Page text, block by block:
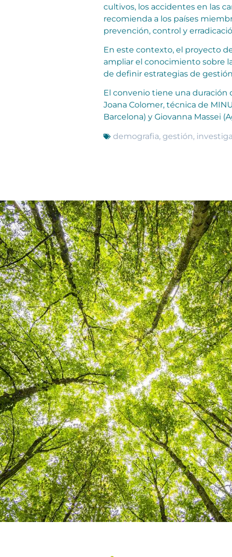
cultivos, los accidentes en las
recomienda a los países
prevención, control y
En este contexto, el proyecto
ampliar el conocimiento sobre
de definir estrategias de
El convenio tiene una duración
Joana Colomer, técnica de
Barcelona) y Giovanna Massei
demografia, gestión,